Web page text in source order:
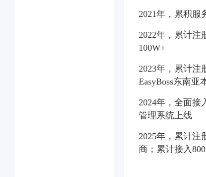
2021年，累积服
2022年，累计注
100W+
2023年，累计注
EasyBoss东南亚
2024年，全面接
管理系统上线
2025年，累计注
商；累计接入